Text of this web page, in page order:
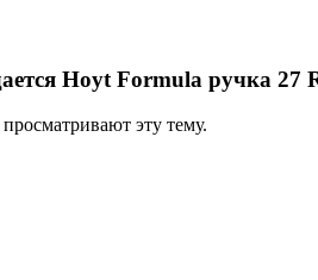
Hoyt Formula ручка 27
эту тему.